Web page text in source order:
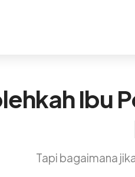
Ibu
Tapi bagaimana